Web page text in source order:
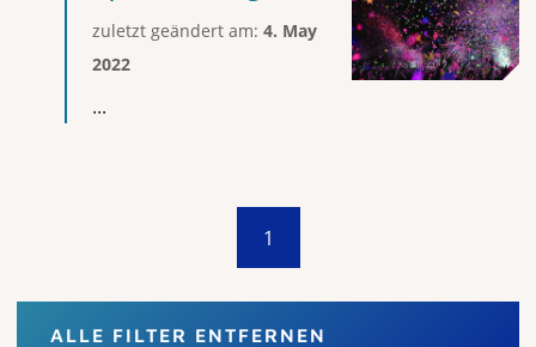
zuletzt geändert am: 4. May
2022
...
1
ALLE FILTER ENTFERNEN